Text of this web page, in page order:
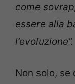
come
essere alla
l’evoluzione”.
Non solo,